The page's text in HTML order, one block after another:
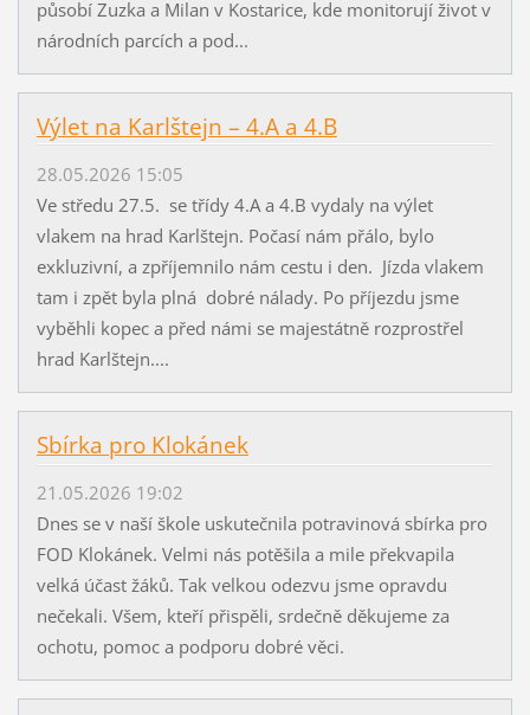
působí Zuzka a Milan v Kostarice, kde monitorují život v
národních parcích a pod...
Výlet na Karlštejn – 4.A a 4.B
28.05.2026 15:05
Ve středu 27.5. se třídy 4.A a 4.B vydaly na výlet
vlakem na hrad Karlštejn. Počasí nám přálo, bylo
exkluzivní, a zpříjemnilo nám cestu i den. Jízda vlakem
tam i zpět byla plná dobré nálady. Po příjezdu jsme
vyběhli kopec a před námi se majestátně rozprostřel
hrad Karlštejn....
Sbírka pro Klokánek
21.05.2026 19:02
Dnes se v naší škole uskutečnila potravinová sbírka pro
FOD Klokánek. Velmi nás potěšila a mile překvapila
velká účast žáků. Tak velkou odezvu jsme opravdu
nečekali. Všem, kteří přispěli, srdečně děkujeme za
ochotu, pomoc a podporu dobré věci.